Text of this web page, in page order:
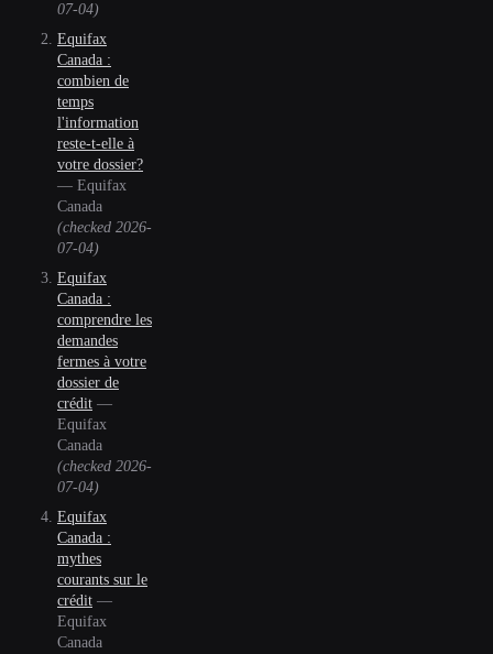
07-04)
Equifax
Canada :
combien de
temps
l'information
reste-t-elle à
votre dossier?
— Equifax
Canada
(checked 2026-
07-04)
Equifax
Canada :
comprendre les
demandes
fermes à votre
dossier de
crédit —
Equifax
Canada
(checked 2026-
07-04)
Equifax
Canada :
mythes
courants sur le
crédit —
Equifax
Canada